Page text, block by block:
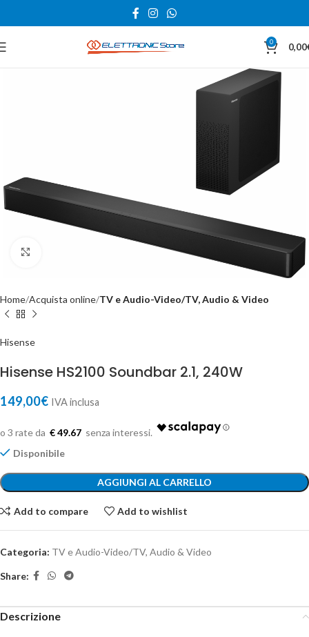
0 0,00
Home Acquista online TV e Audio-Video/TV, Audio & Video
Hisense
Hisense HS2100 Soundbar 2.1, 240W
149,00€ IVA inclusa
€ 49.67
Disponibile
AGGIUNGI AL CARRELLO
Add to compare Add to wishlist
Categoria: TV e Audio-Video/TV, Audio & Video
Share:
Descrizione